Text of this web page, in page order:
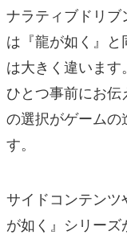
ナラティブドリ
は『龍が如く』
は大きく違います
ひとつ事前にお
の選択がゲーム
す。
サイドコンテン
が如く』シリー